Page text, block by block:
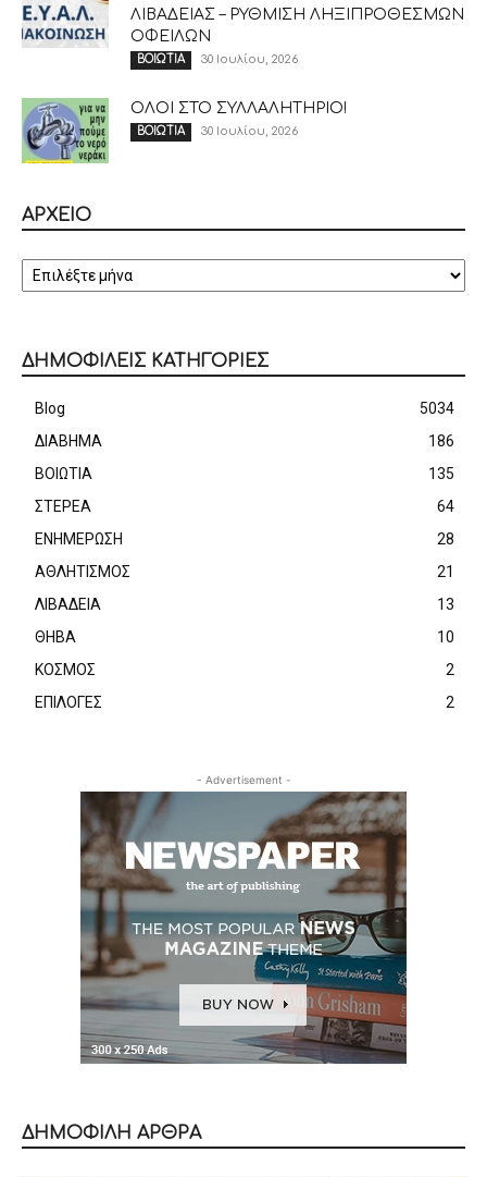
ΛΙΒΑΔΕΙΑΣ – ΡΥΘΜΙΣΗ ΛΗΞΙΠΡΟΘΕΣΜΩΝ
ΟΦΕΙΛΩΝ
ΒΟΙΩΤΙΑ 30 Ιουλίου, 2026
ΟΛΟΙ ΣΤΟ ΣΥΛΛΑΛΗΤΗΡΙΟ!
ΒΟΙΩΤΙΑ 30 Ιουλίου, 2026
ΑΡΧΕΙΟ
ΔΗΜΟΦΙΛΕΙΣ ΚΑΤΗΓΟΡΙΕΣ
Blog
5034
ΔΙΑΒΗΜΑ
186
ΒΟΙΩΤΙΑ
135
ΣΤΕΡΕΑ
64
ΕΝΗΜΕΡΩΣΗ
28
ΑΘΛΗΤΙΣΜΟΣ
21
ΛΙΒΑΔΕΙΑ
13
ΘΗΒΑ
10
ΚΟΣΜΟΣ
2
ΕΠΙΛΟΓΕΣ
2
- Advertisement -
ΔΗΜΟΦΙΛΗ ΑΡΘΡΑ